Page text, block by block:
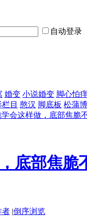
自动登录
婚变 小说婚变 脚心怕
目 憨汉 脚底板 松蒲
会这样做，底部焦脆
底部焦脆
者 |倒序浏览